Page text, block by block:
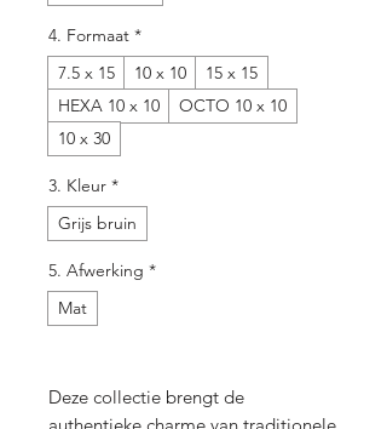
4. Formaat *
7.5 x 15
10 x 10
15 x 15
HEXA 10 x 10
OCTO 10 x 10
10 x 30
3. Kleur *
Grijs bruin
5. Afwerking *
Mat
Deze collectie brengt de